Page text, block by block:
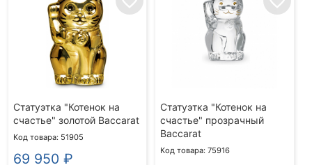
Статуэтка "Котенок на
счастье" золотой Baccarat
Код товара: 51905
69 950 ₽
Статуэтка "Котенок на
счастье" прозрачный
Baccarat
Код товара: 75916